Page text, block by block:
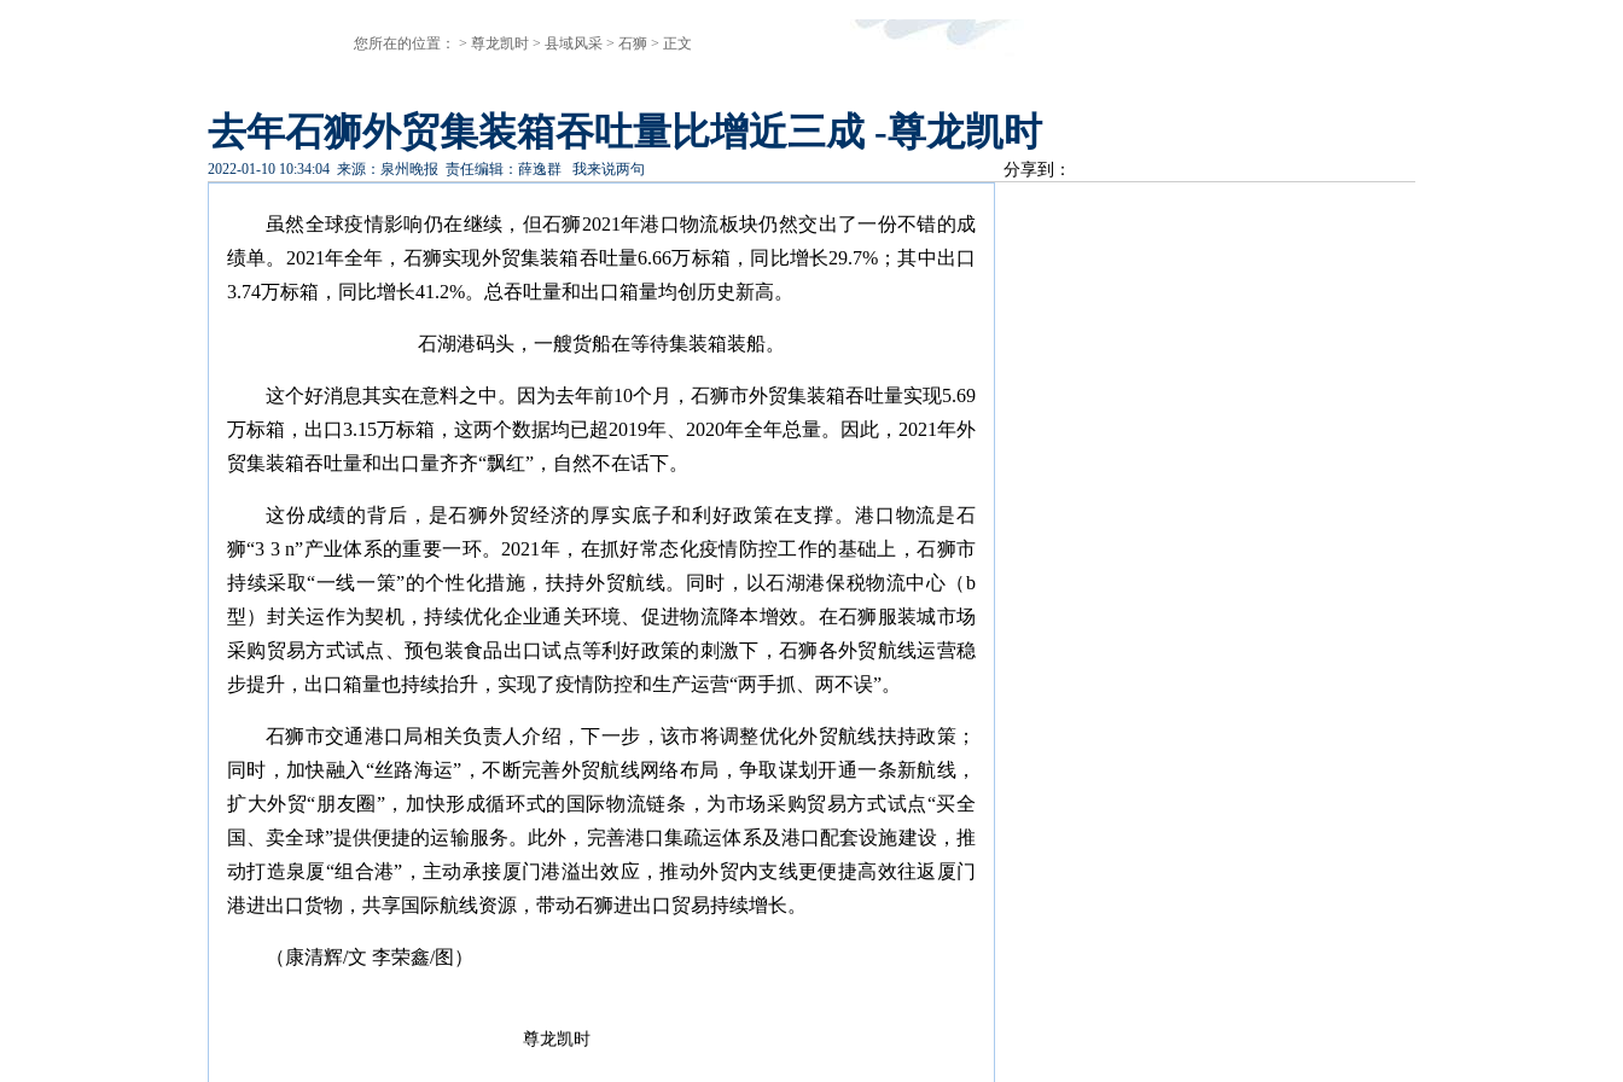
您所在的位置： > 尊龙凯时 > 县域风采 > 石狮 > 正文
去年石狮外贸集装箱吞吐量比增近三成 -尊龙凯时
2022-01-10 10:34:04 来源：泉州晚报 责任编辑：薛逸群 我来说两句 分享到：
虽然全球疫情影响仍在继续，但石狮2021年港口物流板块仍然交出了一份不错的成
绩单。2021年全年，石狮实现外贸集装箱吞吐量6.66万标箱，同比增长29.7%；其中出口
3.74万标箱，同比增长41.2%。总吞吐量和出口箱量均创历史新高。
石湖港码头，一艘货船在等待集装箱装船。
这个好消息其实在意料之中。因为去年前10个月，石狮市外贸集装箱吞吐量实现5.69
万标箱，出口3.15万标箱，这两个数据均已超2019年、2020年全年总量。因此，2021年外
贸集装箱吞吐量和出口量齐齐“飘红”，自然不在话下。
这份成绩的背后，是石狮外贸经济的厚实底子和利好政策在支撑。港口物流是石
狮“3 3 n”产业体系的重要一环。2021年，在抓好常态化疫情防控工作的基础上，石狮市
持续采取“一线一策”的个性化措施，扶持外贸航线。同时，以石湖港保税物流中心（b
型）封关运作为契机，持续优化企业通关环境、促进物流降本增效。在石狮服装城市场
采购贸易方式试点、预包装食品出口试点等利好政策的刺激下，石狮各外贸航线运营稳
步提升，出口箱量也持续抬升，实现了疫情防控和生产运营“两手抓、两不误”。
石狮市交通港口局相关负责人介绍，下一步，该市将调整优化外贸航线扶持政策；
同时，加快融入“丝路海运”，不断完善外贸航线网络布局，争取谋划开通一条新航线，
扩大外贸“朋友圈”，加快形成循环式的国际物流链条，为市场采购贸易方式试点“买全
国、卖全球”提供便捷的运输服务。此外，完善港口集疏运体系及港口配套设施建设，推
动打造泉厦“组合港”，主动承接厦门港溢出效应，推动外贸内支线更便捷高效往返厦门
港进出口货物，共享国际航线资源，带动石狮进出口贸易持续增长。
（康清辉/文 李荣鑫/图）
尊龙凯时